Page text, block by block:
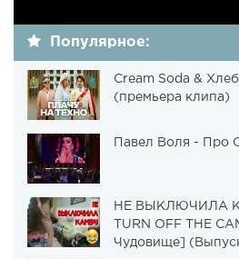
Популярное:
Cream Soda &
(премьера клипа)
Павел Воля - Про
НЕ ВЫКЛЮЧИЛА
TURN OFF THE
Чудовище]